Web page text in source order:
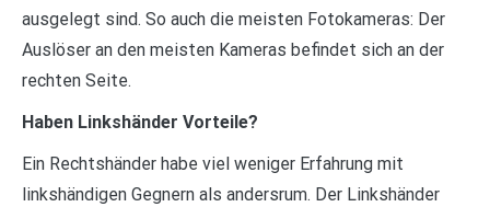
ausgelegt sind. So auch die meisten Fotokameras: Der
Auslöser an den meisten Kameras befindet sich an der
rechten Seite.
Haben Linkshänder Vorteile?
Ein Rechtshänder habe viel weniger Erfahrung mit
linkshändigen Gegnern als andersrum. Der Linkshänder